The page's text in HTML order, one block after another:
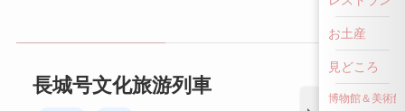
長城号文化旅游列車
お土産
見どころ
博物館＆美術館